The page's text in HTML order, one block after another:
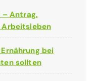
Antrag,
Arbeitsleben
bei
sollten